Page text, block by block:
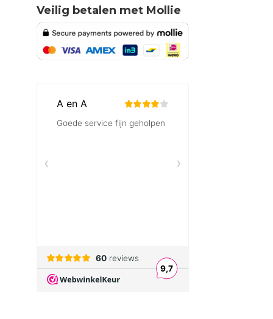
Veilig betalen met Mollie